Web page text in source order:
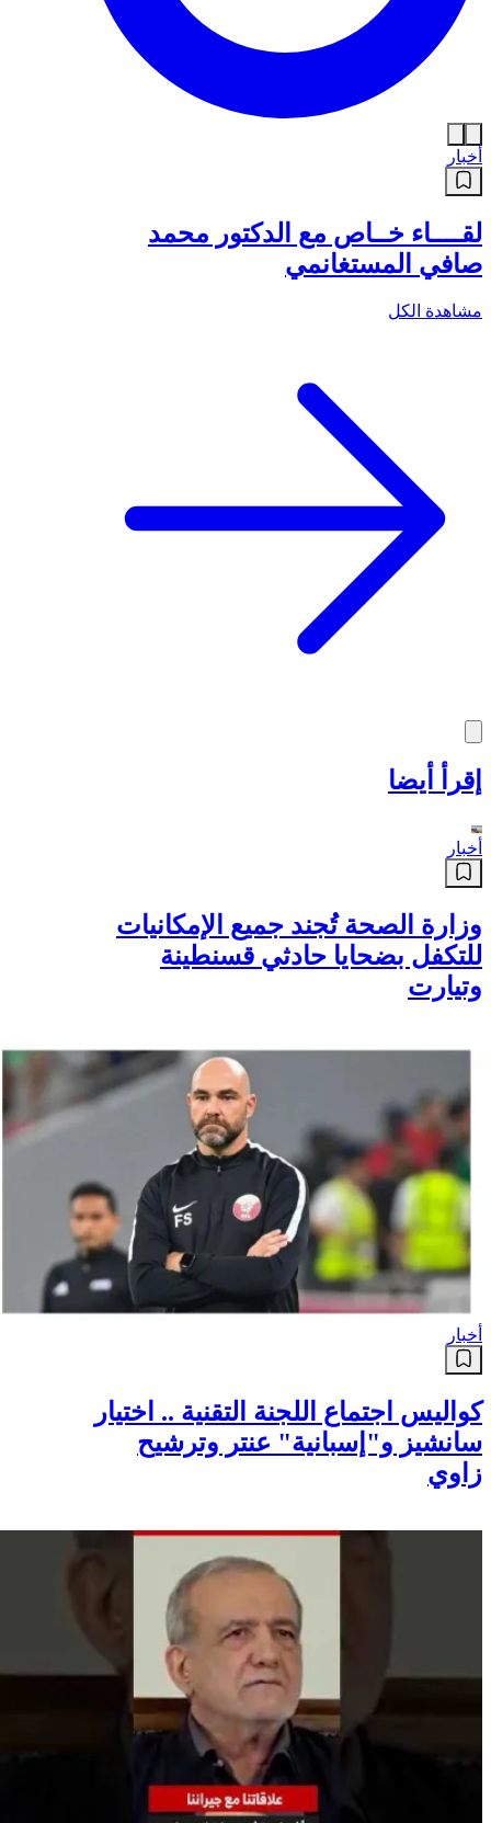
أخبار
لقــــاء خــاص مع الدكتور محمد
صافي المستغانمي
مشاهدة الكل
إقرأ أيضا
أخبار
وزارة الصحة تُجند جميع الإمكانيات
للتكفل بضحايا حادثي قسنطينة
وتيارت
كواليس اجتماع اللجنة التقنية .. اختيار
سانشيز و"إسبانية" عنتر وترشيح